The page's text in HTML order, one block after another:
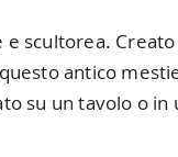
e scultorea.
antico
su un tavolo o